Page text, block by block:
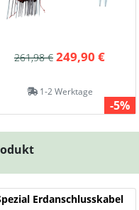
261,98 € 249,90 €
1-2 Werktage
-5%
Erdanschlusskabel